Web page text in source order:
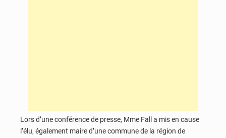
Lors d’une conférence de presse, Mme Fall a mis en cause
l’élu, également maire d’une commune de la région de